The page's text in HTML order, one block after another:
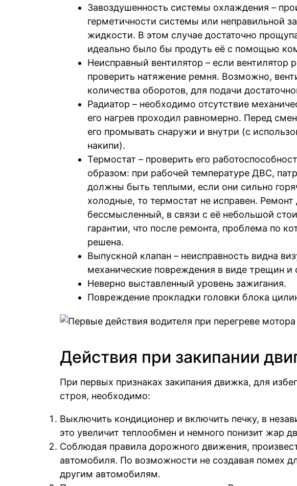
Завоздушенность системы охлаждения –
герметичности системы или неправильной
жидкости. В этом случае достаточно
идеально было бы продуть её с помощью
Неисправный вентилятор – если вентилятор
проверить натяжение ремня. Возможно,
количества оборотов, для подачи
Радиатор – необходимо отсутствие
его нагрев проходил равномерно. Перед
его промывать снаружи и внутри (с
накипи).
Термостат – проверить его
образом: при рабочей температуре ДВС,
должны быть теплыми, если они сильно
холодные, то термостат не исправен. Ремонт
бессмысленный, в связи с её небольшой
гарантии, что после ремонта, проблема по
решена.
Выпускной клапан – неисправность видна
механические повреждения в виде трещин и
Неверно выставленный уровень зажигания.
Повреждение прокладки головки блока
Действия при закипании
При первых признаках закипания движка, для
строя, необходимо:
Выключить кондиционер и включить печку, в
это увеличит теплообмен и немного понизит жар
Соблюдая правила дорожного движения,
автомобиля. По возможности не создавая помех
другим автомобилям.